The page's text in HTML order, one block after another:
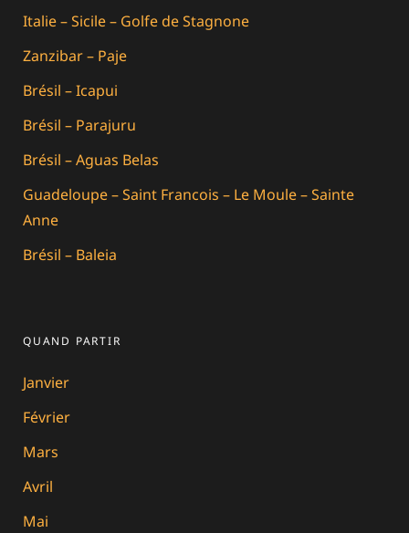
Italie – Sicile – Golfe de Stagnone
Zanzibar – Paje
Brésil – Icapui
Brésil – Parajuru
Brésil – Aguas Belas
Guadeloupe – Saint Francois – Le Moule – Sainte
Anne
Brésil – Baleia
QUAND PARTIR
Janvier
Février
Mars
Avril
Mai